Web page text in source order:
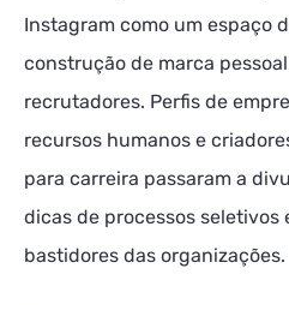
Instagram como um espaço
construção de marca
recrutadores. Perfis de
recursos humanos e
para carreira passaram a
dicas de processos seletivos
bastidores das organizações.